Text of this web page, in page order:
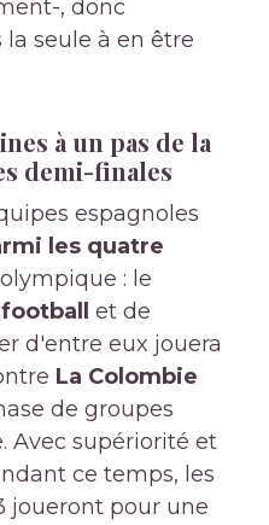
, donc
la seule à en être
à un pas de la
demi-finales
espagnoles
les quatre
: le
et de
d'entre eux jouera
La Colombie
de groupes
Avec supériorité et
ce temps, les
joueront pour une